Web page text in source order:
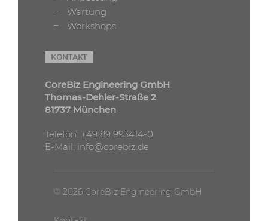
Wartung
Workshops
KONTAKT
CoreBiz Engineering GmbH
Thomas-Dehler-Straße 2
81737 München
Telefon: +49 89 993414-0
E-Mail: info@corebiz.de
© 2026 CoreBiz Engineering GmbH